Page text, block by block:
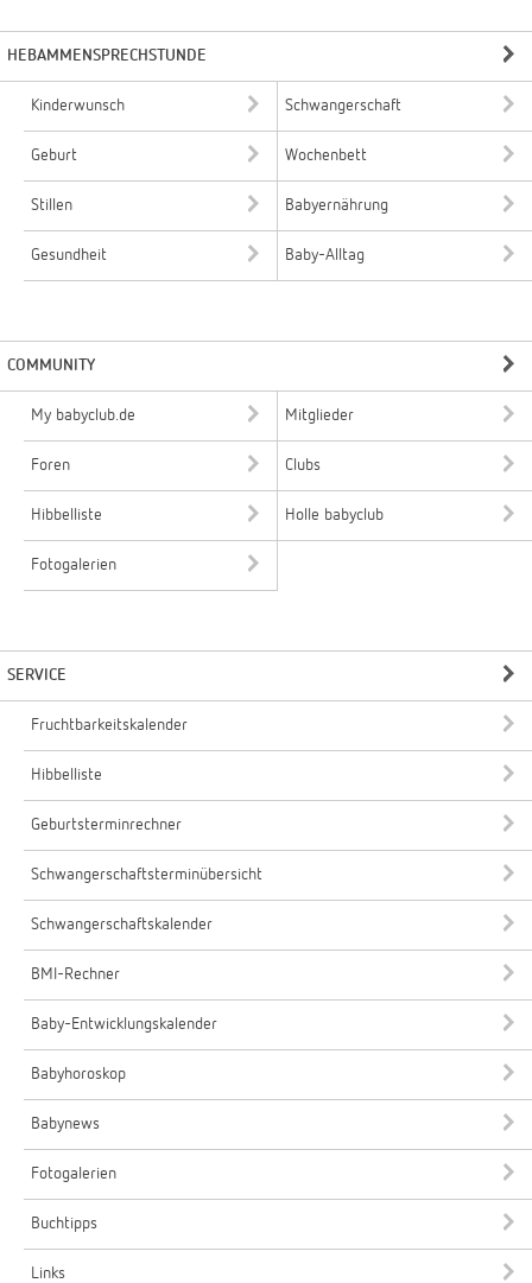
HEBAMMENSPRECHSTUNDE
Kinderwunsch Schwangerschaft
Geburt Wochenbett
Stillen Babyernährung
Gesundheit Baby-Alltag
COMMUNITY
My babyclub.de Mitglieder
Foren Clubs
Hibbelliste Holle babyclub
Fotogalerien
SERVICE
Fruchtbarkeitskalender
Hibbelliste
Geburtsterminrechner
Schwangerschaftsterminübersicht
Schwangerschaftskalender
BMI-Rechner
Baby-Entwicklungskalender
Babyhoroskop
Babynews
Fotogalerien
Buchtipps
Links